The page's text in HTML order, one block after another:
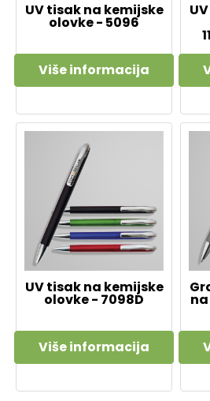
UV tisak na kemijske
olovke - 5096
Više informacija
UV tisak na kemijske
olovke - 7098D
Više informacija